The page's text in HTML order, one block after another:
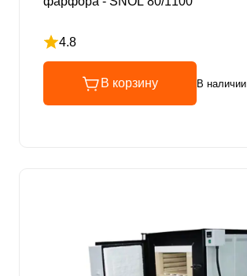
4.8
Рейтинг 4.8 из 5
В корзину В наличии